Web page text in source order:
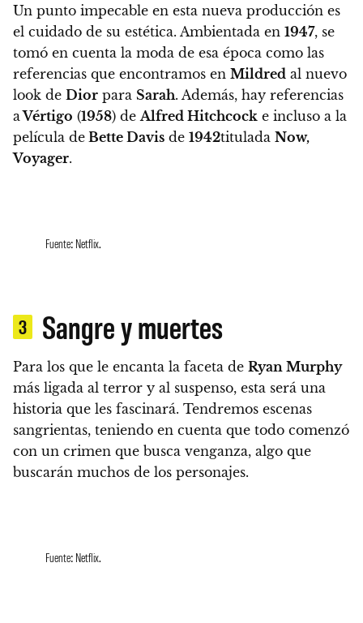
Un punto impecable en esta nueva producción es
el cuidado de su estética. Ambientada en 1947, se
tomó en cuenta la moda de esa época como las
referencias que encontramos en Mildred al nuevo
look de Dior para Sarah. Además, hay referencias
aVértigo (1958) de Alfred Hitchcock e incluso a la
película de Bette Davis de 1942titulada Now,
Voyager.
Fuente: Netflix.
3 Sangre y muertes
Para los que le encanta la faceta de Ryan Murphy
más ligada al terror y al suspenso, esta será una
historia que les fascinará. Tendremos escenas
sangrientas, teniendo en cuenta que todo comenzó
con un crimen que busca venganza, algo que
buscarán muchos de los personajes.
Fuente: Netflix.